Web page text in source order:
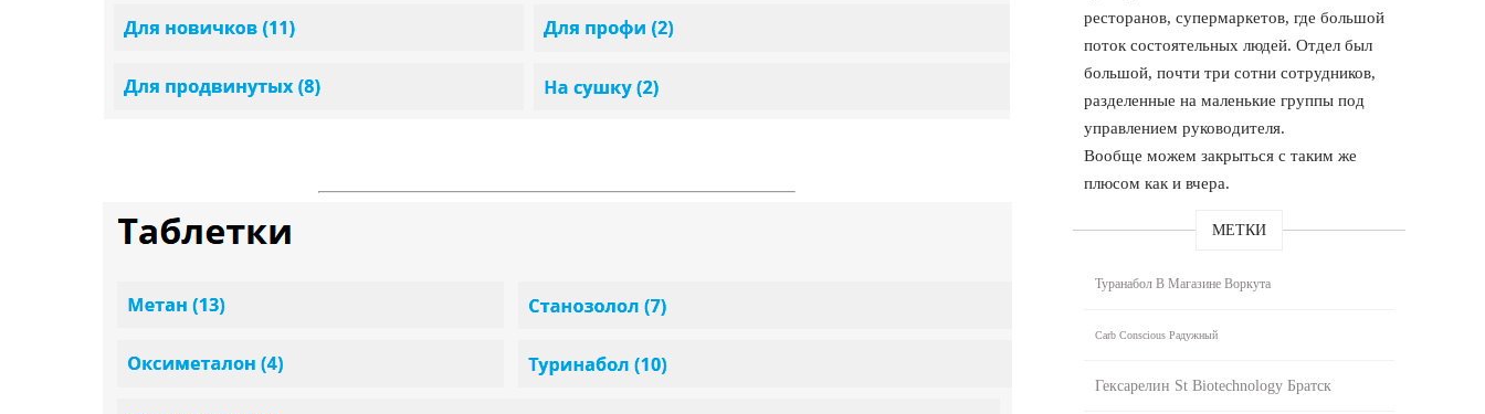
ресторанов, супермаркетов, где большой
поток состоятельных людей. Отдел был
большой, почти три сотни сотрудников,
разделенные на маленькие группы под
управлением руководителя.
Вообще можем закрыться с таким же
плюсом как и вчера.
МЕТКИ
Туранабол В Магазине Воркута
Carb Conscious Радужный
Гексарелин St Biotechnology Братск